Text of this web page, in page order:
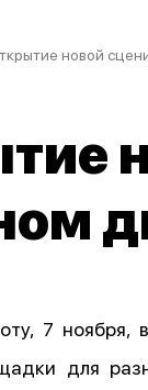
новой
7 ноября,
для